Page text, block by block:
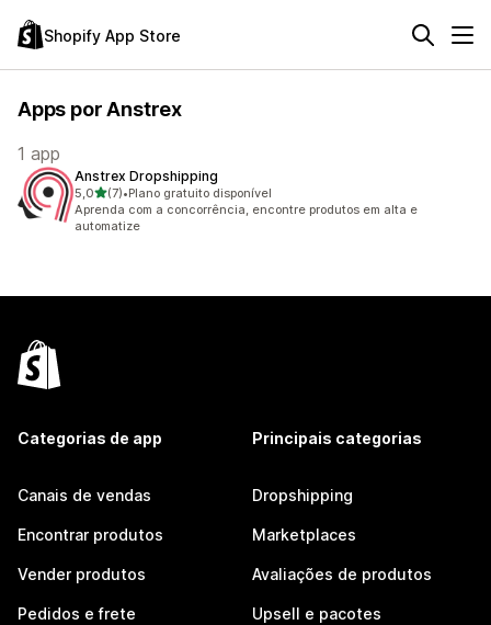
Shopify App Store
Apps por Anstrex
1 app
Anstrex Dropshipping
5,0de 5 estrelas
(7)
7 avaliações ao todo
•Plano gratuito disponível
Aprenda com a concorrência, encontre produtos em alta e
automatize
Categorias de app
Canais de vendas
Encontrar produtos
Vender produtos
Pedidos e frete
Principais categorias
Dropshipping
Marketplaces
Avaliações de produtos
Upsell e pacotes